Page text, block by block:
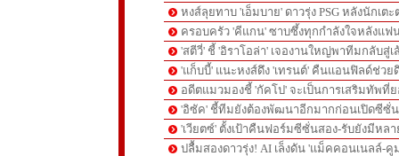
หงส์ลุยทาบ 'เอ็มบาย' ดาวรุ่ง PSG หลังนักเต
ครอบครัว 'คีแกน' ซาบซึ้งทุกกำลังใจหลังแฟ
'สตีวี่' ชี้ 'อิราโอล่า' เจองานใหญ่พาทีมกลับสู่
'แก็บบี้' แนะหงส์ดึง 'เทรนต์' คืนแอนฟิลด์ช่วย
อดีตแมวมองชี้ 'กัคโป' จะเป็นการเสริมทัพที่
'อิซัค' ชี้ทีมยังต้องพัฒนาอีกมากก่อนเปิดซีซั่
'เวียตซ์' ตั้งเป้าคืนฟอร์มซีซั่นสอง-รับยังมีหล
ปลื้มสองดาวรุ่ง! AI เล็งดัน 'แม็คคอนเนลล์-